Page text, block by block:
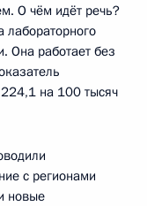
О чём идёт речь?
лабораторного
Она работает без
на 100 тысяч
с регионами
новые